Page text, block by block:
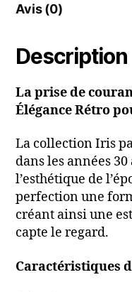
Avis (0)
Description
La prise de
Élégance Rétro
La collection Iris
dans les années
l’esthétique de
perfection une
créant ainsi une
capte le regard.
Caractéristiques